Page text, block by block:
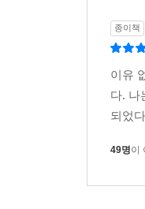
종이책
이유
다. 나
되었
49명이